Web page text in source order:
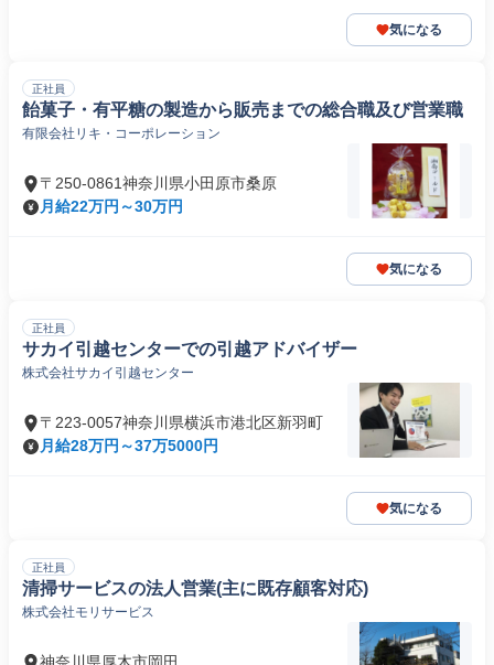
気になる
正社員
飴菓子・有平糖の製造から販売までの総合職及び営業職
有限会社リキ・コーポレーション
〒250-0861神奈川県小田原市桑原
月給22万円～30万円
気になる
正社員
サカイ引越センターでの引越アドバイザー
株式会社サカイ引越センター
〒223-0057神奈川県横浜市港北区新羽町
月給28万円～37万5000円
気になる
正社員
清掃サービスの法人営業(主に既存顧客対応)
株式会社モリサービス